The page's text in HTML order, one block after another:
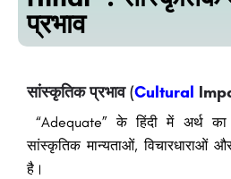
प्रभाव
सांस्कृतिक प्रभाव (Cultural
“Adequate” के हिंदी में अर्थ का
सांस्कृतिक मान्यताओं, विचारधाराओं
है।